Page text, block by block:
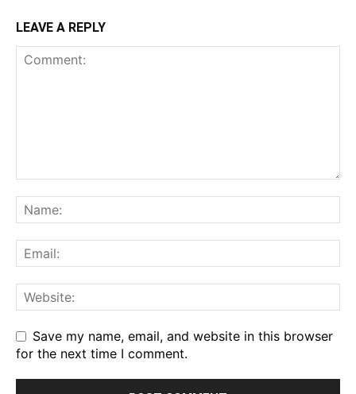
LEAVE A REPLY
Save my name, email, and website in this browser
for the next time I comment.